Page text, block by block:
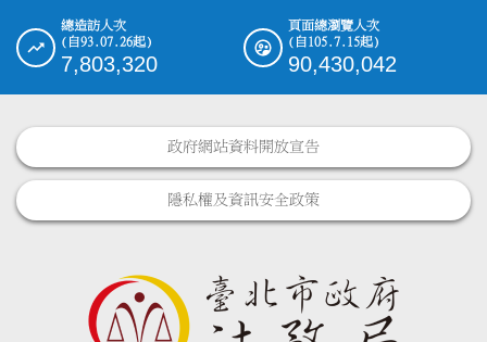
總造訪人次
(自93.07.26起)
7,803,320
頁面總瀏覽人次
(自105.7.15起)
90,430,042
政府網站資料開放宣告
隱私權及資訊安全政策